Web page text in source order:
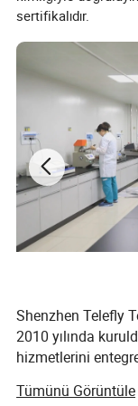
sertifikalıdır.
Shenzhen Telefly
2010 yılında
hizmetlerini
alır ve toplam 50
Tümünü Görüntüle